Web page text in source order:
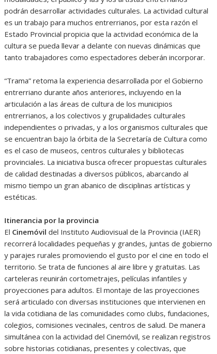
podrán desarrollar actividades culturales. La actividad cultural
es un trabajo para muchos entrerrianos, por esta razón el
Estado Provincial propicia que la actividad económica de la
cultura se pueda llevar a delante con nuevas dinámicas que
tanto trabajadores como espectadores deberán incorporar.
“Trama” retoma la experiencia desarrollada por el Gobierno
entrerriano durante años anteriores, incluyendo en la
articulación a las áreas de cultura de los municipios
entrerrianos, a los colectivos y grupalidades culturales
independientes o privadas, y a los organismos culturales que
se encuentran bajo la órbita de la Secretaría de Cultura como
es el caso de museos, centros culturales y bibliotecas
provinciales. La iniciativa busca ofrecer propuestas culturales
de calidad destinadas a diversos públicos, abarcando al
mismo tiempo un gran abanico de disciplinas artísticas y
estéticas.
Itinerancia por la provincia
El Cinemóvil del Instituto Audiovisual de la Provincia (IAER)
recorrerá localidades pequeñas y grandes, juntas de gobierno
y parajes rurales promoviendo el gusto por el cine en todo el
territorio. Se trata de funciones al aire libre y gratuitas. Las
carteleras reunirán cortometrajes, películas infantiles y
proyecciones para adultos. El montaje de las proyecciones
será articulado con diversas instituciones que intervienen en
la vida cotidiana de las comunidades como clubs, fundaciones,
colegios, comisiones vecinales, centros de salud. De manera
simultánea con la actividad del Cinemóvil, se realizan registros
sobre historias cotidianas, presentes y colectivas, que